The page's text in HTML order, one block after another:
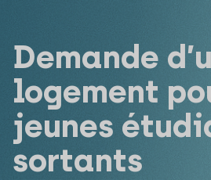
Demande
logement
jeunes
sortants